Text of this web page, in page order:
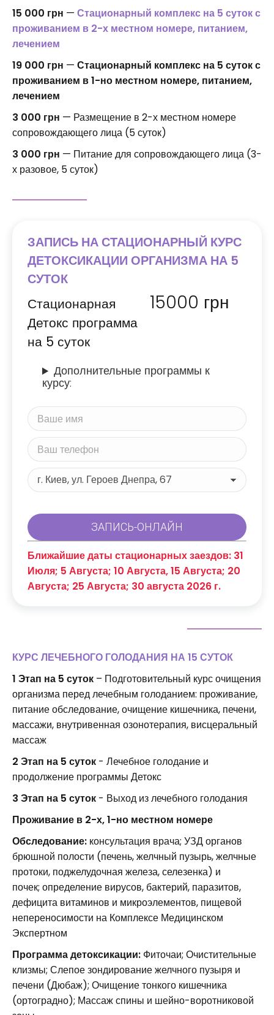
15 000 грн — Стационарный комплекс на 5 суток с
проживанием в 2-х местном номере, питанием,
лечением
19 000 грн — Стационарный комплекс на 5 суток с
проживанием в 1-но местном номере, питанием,
лечением
3 000 грн — Размещение в 2-х местном номере
сопровождающего лица (5 суток)
3 000 грн — Питание для сопровождающего лица (3-
х разовое, 5 суток)
ЗАПИСЬ НА СТАЦИОНАРНЫЙ КУРС
ДЕТОКСИКАЦИИ ОРГАНИЗМА НА 5
СУТОК
Стационарная
Детокс программа
на 5 суток
15000 грн
Дополнительные программы к
курсу:
Ближайшие даты стационарных заездов: 31
Июля; 5 Августа; 10 Августа, 15 Августа; 20
Августа; 25 Августа; 30 августа 2026 г.
КУРС ЛЕЧЕБНОГО ГОЛОДАНИЯ НА 15 СУТОК
1 Этап на 5 суток – Подготовительный курс очищения
организма перед лечебным голоданием: проживание,
питание обследование, очищение кишечника, печени,
массажи, внутривенная озонотерапия, висцеральный
массаж
2 Этап на 5 суток - Лечебное голодание и
продолжение программы Детокс
3 Этап на 5 суток - Выход из лечебного голодания
Проживание в 2-х, 1-но местном номере
Обследование: консультация врача; УЗД органов
брюшной полости (печень, желчный пузырь, желчные
протоки, поджелудочная железа, селезенка) и
почек; определение вирусов, бактерий, паразитов,
дефицита витаминов и микроэлементов, пищевой
непереносимости на Комплексе Медицинском
Экспертном
Программа детоксикации: Фиточаи; Очистительные
клизмы; Слепое зондирование желчного пузыря и
печени (Дюбаж); Очищение тонкого кишечника
(ортоградно); Массаж спины и шейно-воротниковой